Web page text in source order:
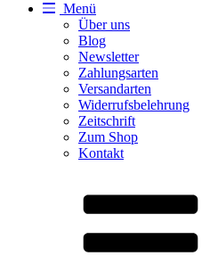
Menü
Über uns
Blog
Newsletter
Zahlungsarten
Versandarten
Widerrufsbelehrung
Zeitschrift
Zum Shop
Kontakt